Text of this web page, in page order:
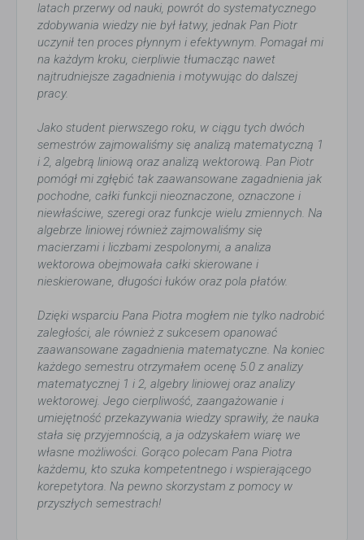
latach przerwy od nauki, powrót do systematycznego
zdobywania wiedzy nie był łatwy, jednak Pan Piotr
uczynił ten proces płynnym i efektywnym. Pomagał mi
na każdym kroku, cierpliwie tłumacząc nawet
najtrudniejsze zagadnienia i motywując do dalszej
pracy.
Jako student pierwszego roku, w ciągu tych dwóch
semestrów zajmowaliśmy się analizą matematyczną 1
i 2, algebrą liniową oraz analizą wektorową. Pan Piotr
pomógł mi zgłębić tak zaawansowane zagadnienia jak
pochodne, całki funkcji nieoznaczone, oznaczone i
niewłaściwe, szeregi oraz funkcje wielu zmiennych. Na
algebrze liniowej również zajmowaliśmy się
macierzami i liczbami zespolonymi, a analiza
wektorowa obejmowała całki skierowane i
nieskierowane, długości łuków oraz pola płatów.
Dzięki wsparciu Pana Piotra mogłem nie tylko nadrobić
zaległości, ale również z sukcesem opanować
zaawansowane zagadnienia matematyczne. Na koniec
każdego semestru otrzymałem ocenę 5.0 z analizy
matematycznej 1 i 2, algebry liniowej oraz analizy
wektorowej. Jego cierpliwość, zaangażowanie i
umiejętność przekazywania wiedzy sprawiły, że nauka
stała się przyjemnością, a ja odzyskałem wiarę we
własne możliwości. Gorąco polecam Pana Piotra
każdemu, kto szuka kompetentnego i wspierającego
korepetytora. Na pewno skorzystam z pomocy w
przyszłych semestrach!